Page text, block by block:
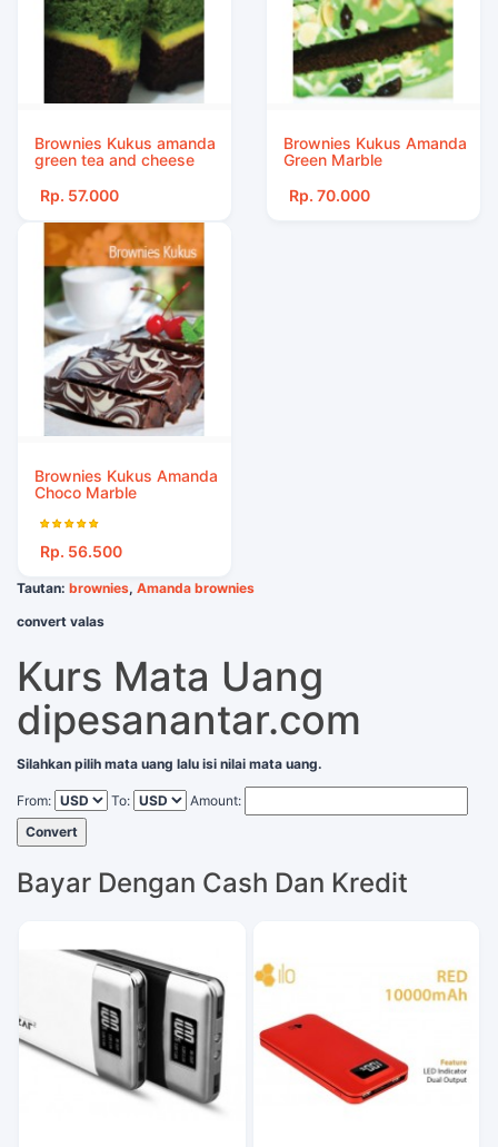
Brownies Kukus amanda
green tea and cheese
Rp. 57.000
Brownies Kukus Amanda
Green Marble
Rp. 70.000
Brownies Kukus Amanda
Choco Marble
Rp. 56.500
Tautan: brownies, Amanda brownies
convert valas
Kurs Mata Uang
dipesanantar.com
Silahkan pilih mata uang lalu isi nilai mata uang.
From: To:
Amount:
Convert
Bayar Dengan Cash Dan Kredit